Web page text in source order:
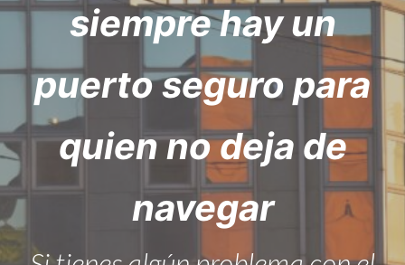
siempre hay un
puerto seguro para
quien no deja de
navegar